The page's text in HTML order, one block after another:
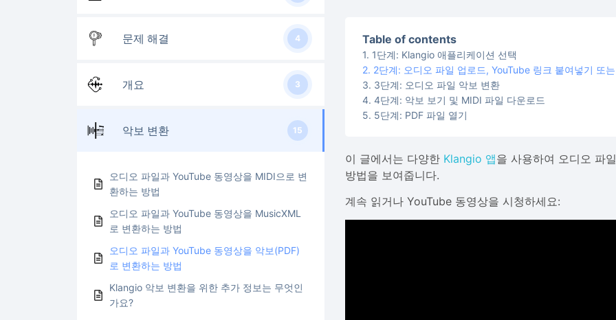
문제 해결 4
개요 3
악보 변환 15
오디오 파일과 YouTube 동영상을 MIDI으로 변
환하는 방법
오디오 파일과 YouTube 동영상을 MusicXML
로 변환하는 방법
오디오 파일과 YouTube 동영상을 악보(PDF)
로 변환하는 방법
Klangio 악보 변환을 위한 추가 정보는 무엇인
가요?
Table of contents
1단계: Klangio 애플리케이션 선택
2단계: 오디오 파일 업로드, YouTube 링크 붙여넣기 또
3단계: 오디오 파일 악보 변환
4단계: 악보 보기 및 MIDI 파일 다운로드
5단계: PDF 파일 열기
이 글에서는 다양한 Klangio 앱을 사용하여 오디오 파
방법을 보여줍니다.
계속 읽거나 YouTube 동영상을 시청하세요: